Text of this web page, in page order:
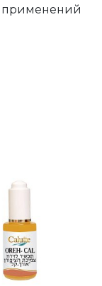
применений